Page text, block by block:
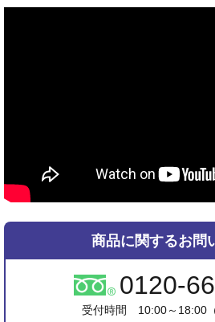
商品に関するお問
0120-
受付時間 10:00～18:00（